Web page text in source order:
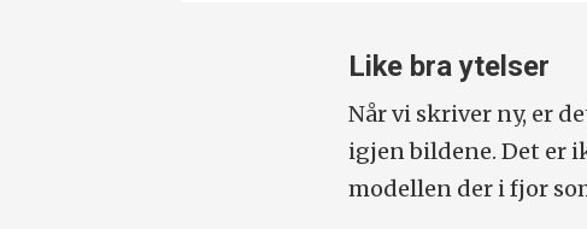
Like bra ytelser
Når vi skriver ny, er
igjen bildene. Det er
modellen der i fjor